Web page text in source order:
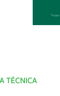
TÉCNICA